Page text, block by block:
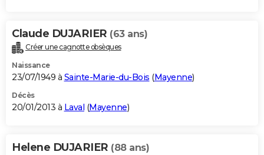
Claude DUJARIER (63 ans)
Créer une cagnotte obsèques
Naissance
23/07/1949 à Sainte-Marie-du-Bois (Mayenne)
Décès
20/01/2013 à Laval (Mayenne)
Helene DUJARIER (88 ans)